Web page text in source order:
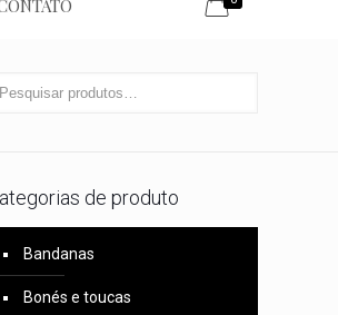
de produto
Bandanas
Bonés e toucas